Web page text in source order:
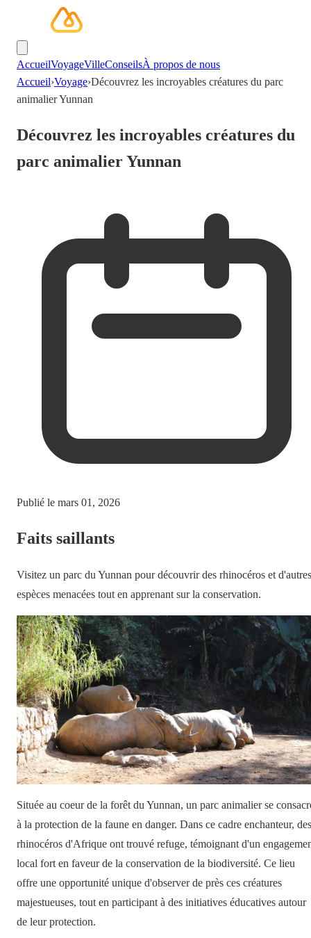
AccueilVoyageVilleConseilsÀ propos de nous
Accueil›Voyage›Découvrez les incroyables créatures du parc
animalier Yunnan
Découvrez les incroyables créatures du
parc animalier Yunnan
Publié le mars 01, 2026
Faits saillants
Visitez un parc du Yunnan pour découvrir des rhinocéros et d'autres
espèces menacées tout en apprenant sur la conservation.
Située au coeur de la forêt du Yunnan, un parc animalier se
à la protection de la faune en danger. Dans ce cadre enchanteur, des
rhinocéros d'Afrique ont trouvé refuge, témoignant d'un
local fort en faveur de la conservation de la biodiversité. Ce lieu
offre une opportunité unique d'observer de près ces créatures
majestueuses, tout en participant à des initiatives éducatives autour
de leur protection.